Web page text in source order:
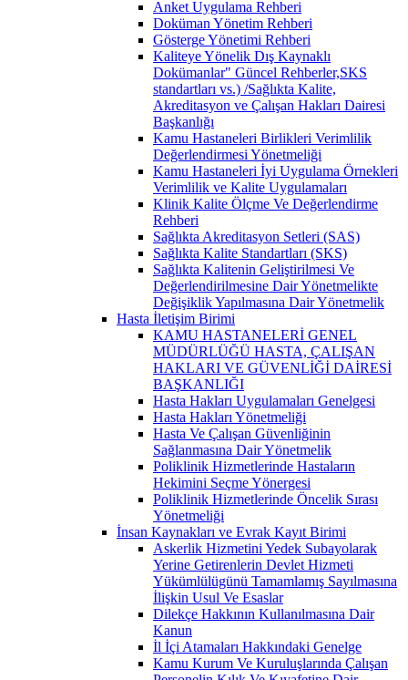
Anket Uygulama Rehberi
Doküman Yönetim Rehberi
Gösterge Yönetimi Rehberi
Kaliteye Yönelik Dış Kaynaklı
Dokümanlar" Güncel Rehberler,SKS
standartları vs.) /Sağlıkta Kalite,
Akreditasyon ve Çalışan Hakları Dairesi
Başkanlığı
Kamu Hastaneleri Birlikleri Verimlilik
Değerlendirmesi Yönetmeliği
Kamu Hastaneleri İyi Uygulama Örnekleri
Verimlilik ve Kalite Uygulamaları
Klinik Kalite Ölçme Ve Değerlendirme
Rehberi
Sağlıkta Akreditasyon Setleri (SAS)
Sağlıkta Kalite Standartları (SKS)
Sağlıkta Kalitenin Geliştirilmesi Ve
Değerlendirilmesine Dair Yönetmelikte
Değişiklik Yapılmasına Dair Yönetmelik
Hasta İletişim Birimi
KAMU HASTANELERİ GENEL
MÜDÜRLÜĞÜ HASTA, ÇALIŞAN
HAKLARI VE GÜVENLİĞİ DAİRESİ
BAŞKANLIĞI
Hasta Hakları Uygulamaları Genelgesi
Hasta Hakları Yönetmeliği
Hasta Ve Çalışan Güvenliğinin
Sağlanmasına Dair Yönetmelik
Poliklinik Hizmetlerinde Hastaların
Hekimini Seçme Yönergesi
Poliklinik Hizmetlerinde Öncelik Sırası
Yönetmeliği
İnsan Kaynakları ve Evrak Kayıt Birimi
Askerlik Hizmetini Yedek Subayolarak
Yerine Getirenlerin Devlet Hizmeti
Yükümlülügünü Tamamlamış Sayılmasına
İlişkin Usul Ve Esaslar
Dilekçe Hakkının Kullanılmasına Dair
Kanun
İl İçi Atamaları Hakkındaki Genelge
Kamu Kurum Ve Kuruluşlarında Çalışan